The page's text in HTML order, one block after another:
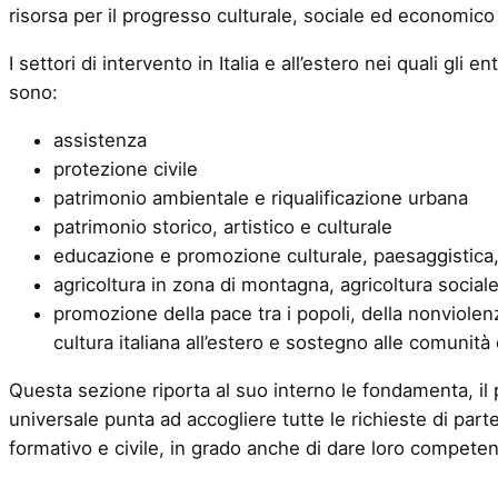
risorsa per il progresso culturale, sociale ed
I settori di intervento in Italia e all’estero nei quali gli
sono:
assistenza
protezione civile
patrimonio ambientale e riqualificazione urbana
patrimonio storico, artistico e culturale
educazione e promozione culturale,
agricoltura in zona di montagna, agricoltura
promozione della pace tra i popoli, della
cultura italiana all’estero e sostegno alle comunità
Questa sezione riporta al suo interno le fondamenta,
universale punta ad accogliere tutte le richieste di
formativo e civile, in grado anche di dare loro